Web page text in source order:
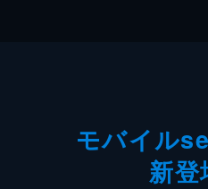
モバイル
新登